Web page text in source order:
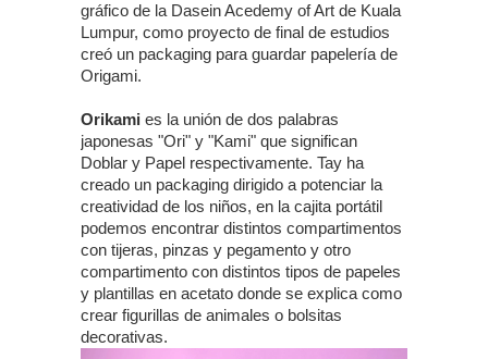
gráfico de la Dasein Acedemy of Art de Kuala
Lumpur, como proyecto de final de estudios
creó un packaging para guardar papelería de
Origami.
Orikami es la unión de dos palabras
japonesas "Ori" y "Kami" que significan
Doblar y Papel respectivamente. Tay ha
creado un packaging dirigido a potenciar la
creatividad de los niños, en la cajita portátil
podemos encontrar distintos compartimentos
con tijeras, pinzas y pegamento y otro
compartimento con distintos tipos de papeles
y plantillas en acetato donde se explica como
crear figurillas de animales o bolsitas
decorativas.